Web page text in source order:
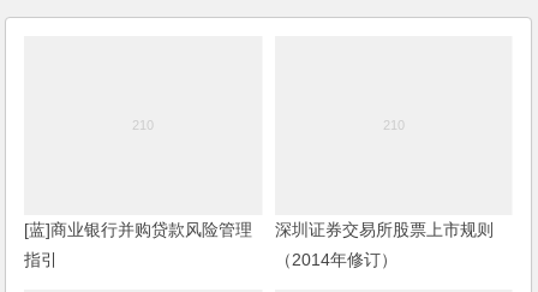
[蓝]商业银行并购贷款风险管理
指引
深圳证券交易所股票上市规则
（2014年修订）